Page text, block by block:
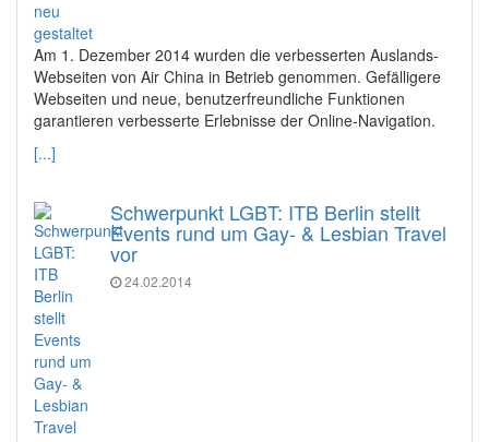
Am 1. Dezember 2014 wurden die verbesserten Auslands-
Webseiten von Air China in Betrieb genommen. Gefälligere
Webseiten und neue, benutzerfreundliche Funktionen
garantieren verbesserte Erlebnisse der Online-Navigation.
[...]
Schwerpunkt LGBT: ITB Berlin stellt
Events rund um Gay- & Lesbian Travel
vor
24.02.2014